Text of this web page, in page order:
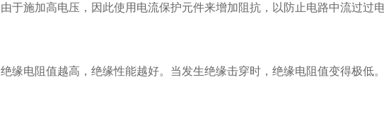
由于施加高电压，因此使用电流保护元件来增加阻抗，以防止电路中流过过
绝缘电阻值越高，绝缘性能越好。当发生绝缘击穿时，绝缘电阻值变得极低